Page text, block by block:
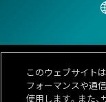
情報セキュリティ
このウェブサイト
フォーマンスや通
使用します。また